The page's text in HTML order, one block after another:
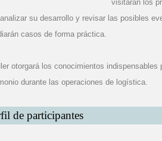
visitarán los
su desarrollo y revisar las posibles
casos de forma práctica.
otorgará los conocimientos
durante las operaciones de logística.
de participantes